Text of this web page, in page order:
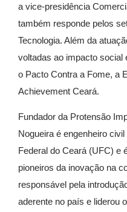
a vice-presidência
também responde pelos
Tecnologia. Além da
voltadas ao impacto social
o Pacto Contra a Fome, a
Achievement Ceará.
Fundador da Protensão
Nogueira é engenheiro
Federal do Ceará (UFC) e
pioneiros da inovação na
responsável pela
aderente no país e liderou